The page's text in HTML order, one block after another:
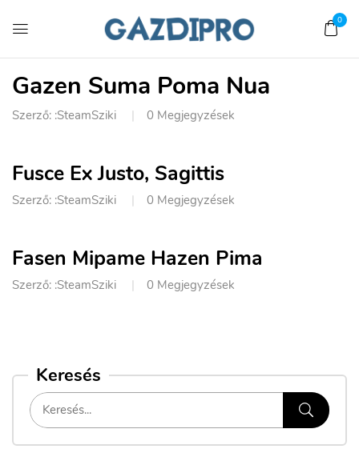
0
Keresés
Gazen Suma Poma Nua
Szerző: :SteamSziki 0 Megjegyzések
Fusce Ex Justo, Sagittis
Szerző: :SteamSziki 0 Megjegyzések
Fasen Mipame Hazen Pima
Szerző: :SteamSziki 0 Megjegyzések